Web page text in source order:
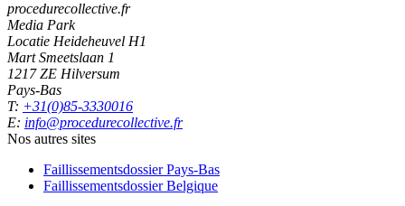
procedurecollective.fr
Media Park
Locatie Heideheuvel H1
Mart Smeetslaan 1
1217 ZE Hilversum
Pays-Bas
T: +31(0)85-3330016
E: info@procedurecollective.fr
Nos autres sites
Faillissementsdossier Pays-Bas
Faillissementsdossier Belgique